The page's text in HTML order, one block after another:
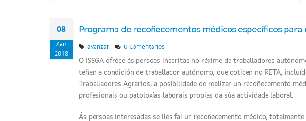
08
Xan
2018
Programa de recoñecementos médicos específicos
avanzar 0 Comentarios
O ISSGA ofréce ás persoas inscritas no réxime de traballadores
teñan a condición de traballador autónomo, que coticen no RETA,
Traballadores Agrarios, a posibilidade de realizar un recoñecemento
profesionais ou patoloxías laborais propias da súa actividade laboral.
Ás persoas interesadas se lles fai un recoñecemento médico,